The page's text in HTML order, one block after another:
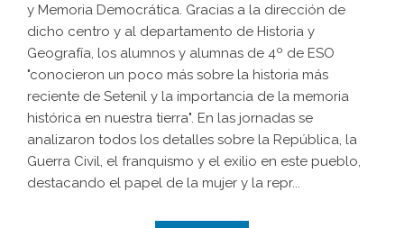
y Memoria Democrática. Gracias a la dirección de
dicho centro y al departamento de Historia y
Geografía, los alumnos y alumnas de 4º de ESO
"conocieron un poco más sobre la historia más
reciente de Setenil y la importancia de la memoria
histórica en nuestra tierra". En las jornadas se
analizaron todos los detalles sobre la República, la
Guerra Civil, el franquismo y el exilio en este pueblo,
destacando el papel de la mujer y la repr...